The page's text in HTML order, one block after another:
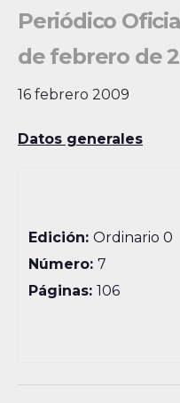
Periódico
de febrero de
16 febrero 2009
Datos generales
Edición:Ordinario 0
Número:7
Páginas:106